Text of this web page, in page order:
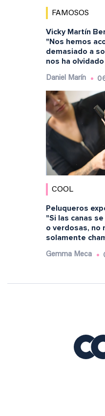
FAMOSOS
Vicky Martín
"Nos hemos
demasiado a
nos ha
Daniel Marín
COOL
Peluqueros
"Si las canas
o verdosas, no
solamente
Gemma Meca